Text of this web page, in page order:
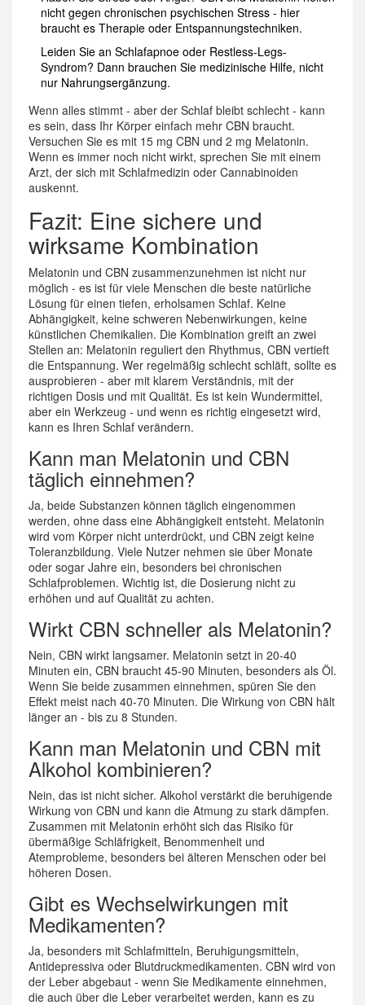
nicht gegen chronischen psychischen Stress - hier
braucht es Therapie oder Entspannungstechniken.
Leiden Sie an Schlafapnoe oder Restless-Legs-
Syndrom? Dann brauchen Sie medizinische Hilfe, nicht
nur Nahrungsergänzung.
Wenn alles stimmt - aber der Schlaf bleibt schlecht - kann
es sein, dass Ihr Körper einfach mehr CBN braucht.
Versuchen Sie es mit 15 mg CBN und 2 mg Melatonin.
Wenn es immer noch nicht wirkt, sprechen Sie mit einem
Arzt, der sich mit Schlafmedizin oder Cannabinoiden
auskennt.
Fazit: Eine sichere und
wirksame Kombination
Melatonin und CBN zusammenzunehmen ist nicht nur
möglich - es ist für viele Menschen die beste natürliche
Lösung für einen tiefen, erholsamen Schlaf. Keine
Abhängigkeit, keine schweren Nebenwirkungen, keine
künstlichen Chemikalien. Die Kombination greift an zwei
Stellen an: Melatonin reguliert den Rhythmus, CBN vertieft
die Entspannung. Wer regelmäßig schlecht schläft, sollte es
ausprobieren - aber mit klarem Verständnis, mit der
richtigen Dosis und mit Qualität. Es ist kein Wundermittel,
aber ein Werkzeug - und wenn es richtig eingesetzt wird,
kann es Ihren Schlaf verändern.
Kann man Melatonin und CBN
täglich einnehmen?
Ja, beide Substanzen können täglich eingenommen
werden, ohne dass eine Abhängigkeit entsteht. Melatonin
wird vom Körper nicht unterdrückt, und CBN zeigt keine
Toleranzbildung. Viele Nutzer nehmen sie über Monate
oder sogar Jahre ein, besonders bei chronischen
Schlafproblemen. Wichtig ist, die Dosierung nicht zu
erhöhen und auf Qualität zu achten.
Wirkt CBN schneller als Melatonin?
Nein, CBN wirkt langsamer. Melatonin setzt in 20-40
Minuten ein, CBN braucht 45-90 Minuten, besonders als Öl.
Wenn Sie beide zusammen einnehmen, spüren Sie den
Effekt meist nach 40-70 Minuten. Die Wirkung von CBN hält
länger an - bis zu 8 Stunden.
Kann man Melatonin und CBN mit
Alkohol kombinieren?
Nein, das ist nicht sicher. Alkohol verstärkt die beruhigende
Wirkung von CBN und kann die Atmung zu stark dämpfen.
Zusammen mit Melatonin erhöht sich das Risiko für
übermäßige Schläfrigkeit, Benommenheit und
Atemprobleme, besonders bei älteren Menschen oder bei
höheren Dosen.
Gibt es Wechselwirkungen mit
Medikamenten?
Ja, besonders mit Schlafmitteln, Beruhigungsmitteln,
Antidepressiva oder Blutdruckmedikamenten. CBN wird von
der Leber abgebaut - wenn Sie Medikamente einnehmen,
die auch über die Leber verarbeitet werden, kann es zu